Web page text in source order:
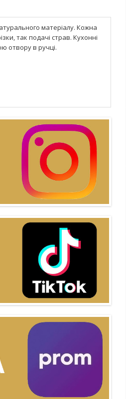
матеріалу. Кожна
так подачі страв. Кухонні
отвору в ручці.